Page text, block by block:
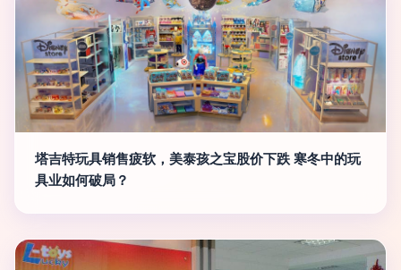
塔吉特玩具销售疲软，美泰孩之宝股价下跌 寒冬中的玩
具业如何破局？